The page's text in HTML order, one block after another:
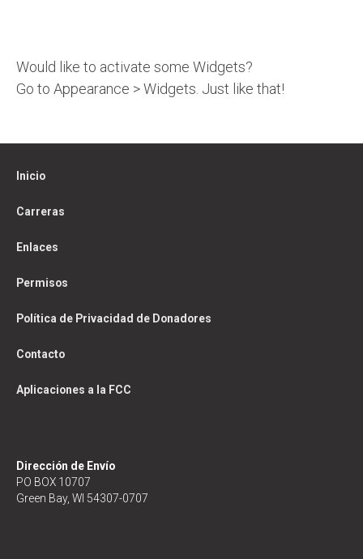
Would like to activate some Widgets?
Go to Appearance > Widgets. Just like that!
Inicio
Carreras
Enlaces
Permisos
Política de Privacidad de Donadores
Contacto
Aplicaciones a la FCC
Dirección de Envío
PO BOX 10707
Green Bay, WI 54307-0707